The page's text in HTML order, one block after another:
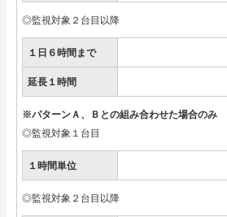
◎監視対象２台目以降
１日６時間まで
延長１時間
※パターンＡ、Ｂとの組み合わせた場合のみ
◎監視対象１台目
１時間単位
◎監視対象２台目以降